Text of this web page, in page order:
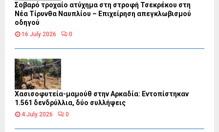
Σοβαρό τροχαίο ατύχημα στη στροφή Τσεκρέκου στη
Νέα Τίρυνθα Ναυπλίου – Επιχείρηση απεγκλωβισμού
οδηγού
16 July 2026 0
Χασισοφυτεία-μαμούθ στην Αρκαδία: Εντοπίστηκαν
1.561 δενδρύλλια, δύο συλλήψεις
4 July 2026 0